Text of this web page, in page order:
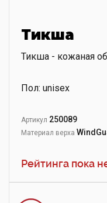
Тикша
Тикша - кожаная
Пол: unisex
Артикул 250089
Материал верха
Рейтинга пока